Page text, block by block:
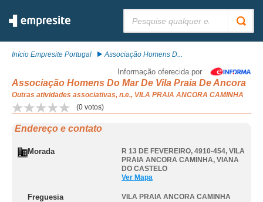
Início Empresite Portugal Associação Homens D...
Informação oferecida por
Associação Homens Do Mar De Vila Praia De Ancora
Outras atividades associativas, n.e., VILA PRAIA ANCORA CAMINHA
(0 votos)
Endereço e contato
Morada R 13 DE FEVEREIRO, 4910-454, VILA
PRAIA ANCORA CAMINHA, VIANA
DO CASTELO
Ver Mapa
Freguesia VILA PRAIA ANCORA CAMINHA